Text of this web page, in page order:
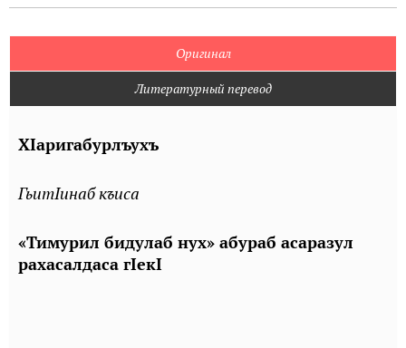
Оригинал
Литературный перевод
ХIаригабурлъухъ
ГьитIинаб къиса
«Тимурил бидулаб нух» абураб асаразул
рахасалдаса гIекI